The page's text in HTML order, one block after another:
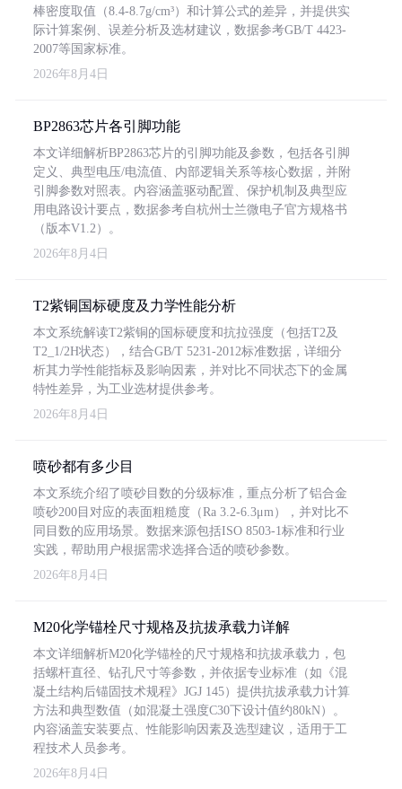
棒密度取值（8.4-8.7g/cm³）和计算公式的差异，并提供实
际计算案例、误差分析及选材建议，数据参考GB/T 4423-
2007等国家标准。
2026年8月4日
BP2863芯片各引脚功能
本文详细解析BP2863芯片的引脚功能及参数，包括各引脚
定义、典型电压/电流值、内部逻辑关系等核心数据，并附
引脚参数对照表。内容涵盖驱动配置、保护机制及典型应
用电路设计要点，数据参考自杭州士兰微电子官方规格书
（版本V1.2）。
2026年8月4日
T2紫铜国标硬度及力学性能分析
本文系统解读T2紫铜的国标硬度和抗拉强度（包括T2及
T2_1/2H状态），结合GB/T 5231-2012标准数据，详细分
析其力学性能指标及影响因素，并对比不同状态下的金属
特性差异，为工业选材提供参考。
2026年8月4日
喷砂都有多少目
本文系统介绍了喷砂目数的分级标准，重点分析了铝合金
喷砂200目对应的表面粗糙度（Ra 3.2-6.3μm），并对比不
同目数的应用场景。数据来源包括ISO 8503-1标准和行业
实践，帮助用户根据需求选择合适的喷砂参数。
2026年8月4日
M20化学锚栓尺寸规格及抗拔承载力详解
本文详细解析M20化学锚栓的尺寸规格和抗拔承载力，包
括螺杆直径、钻孔尺寸等参数，并依据专业标准（如《混
凝土结构后锚固技术规程》JGJ 145）提供抗拔承载力计算
方法和典型数值（如混凝土强度C30下设计值约80kN）。
内容涵盖安装要点、性能影响因素及选型建议，适用于工
程技术人员参考。
2026年8月4日